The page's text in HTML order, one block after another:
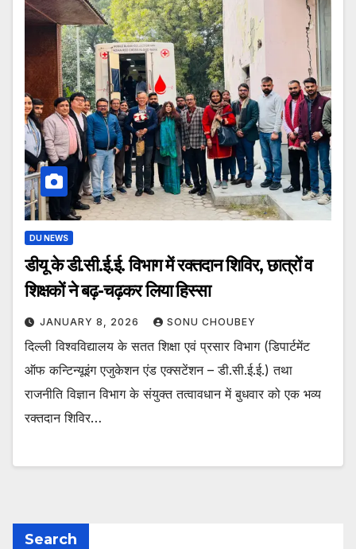
DU NEWS
डीयू के डी.सी.ई.ई. विभाग में रक्तदान शिविर, छात्रों व
शिक्षकों ने बढ़-चढ़कर लिया हिस्सा
JANUARY 8, 2026 SONU CHOUBEY
दिल्ली विश्वविद्यालय के सतत शिक्षा एवं प्रसार विभाग (डिपार्टमेंट
ऑफ कन्टिन्यूइंग एजुकेशन एंड एक्सटेंशन – डी.सी.ई.ई.) तथा
राजनीति विज्ञान विभाग के संयुक्त तत्वावधान में बुधवार को एक भव्य
रक्तदान शिविर…
Search